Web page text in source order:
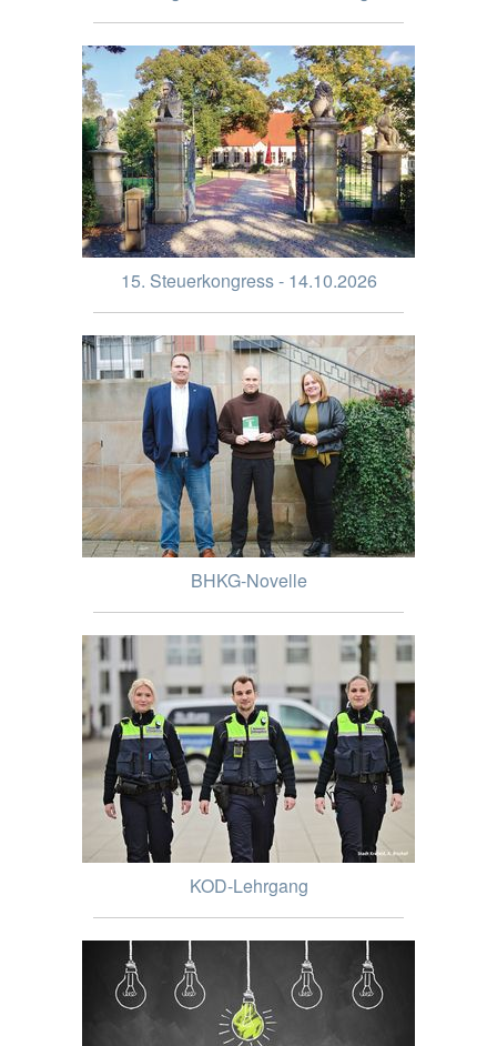
15. Steuerkongress - 14.10.2026
BHKG-Novelle
KOD-Lehrgang